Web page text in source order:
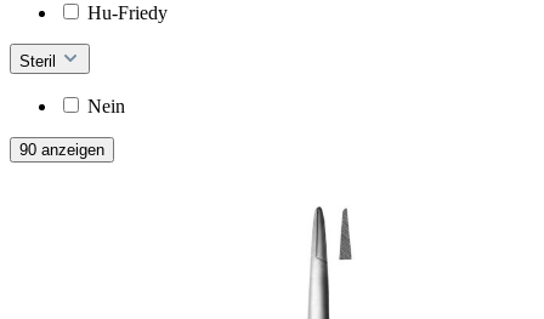
Hu-Friedy
Steril
Nein
90 anzeigen